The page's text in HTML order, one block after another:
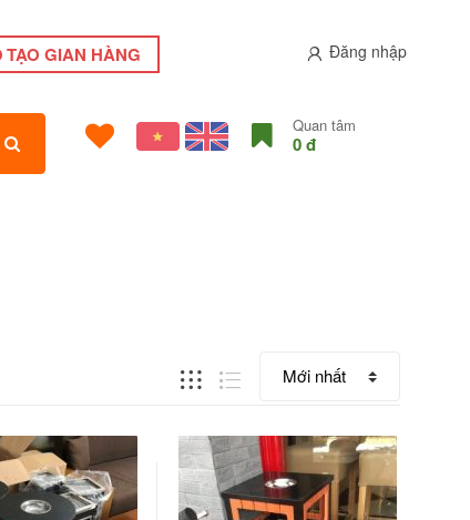
TẠO GIAN HÀNG Đăng nhập
Quan tâm
0 đ